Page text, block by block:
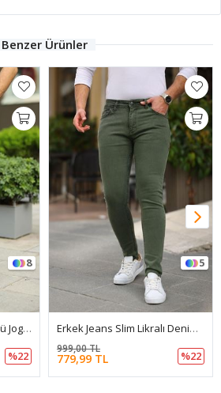
Benzer Ürünler
5
Erkek Jeans Slim Likralı Denim Haki Kot Pantolon
%22